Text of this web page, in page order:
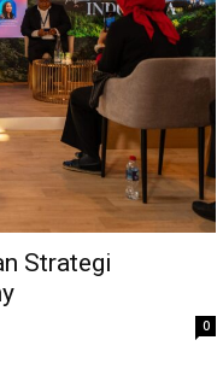
Strategi
0